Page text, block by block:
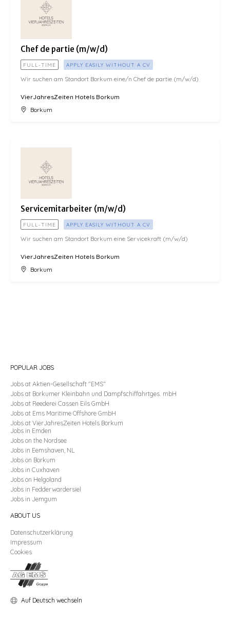
Chef de partie (m/w/d)
FULL-TIME APPLY EASILY WITHOUT A CV
Wir suchen am Standort Borkum eine/n Chef de partie (m/w/d)
VierJahresZeiten Hotels Borkum
Borkum
Servicemitarbeiter (m/w/d)
FULL-TIME APPLY EASILY WITHOUT A CV
Wir suchen am Standort Borkum eine Servicekraft (m/w/d)
VierJahresZeiten Hotels Borkum
Borkum
Auf Deutsch wechseln
POPULAR JOBS
Jobs at Aktien-Gesellschaft "EMS"
Jobs at Borkumer Kleinbahn und Dampfschiffahrtges. mbH
Jobs at Reederei Cassen Eils GmbH
Jobs at Ems Maritime Offshore GmbH
Jobs at VierJahresZeiten Hotels Borkum
Jobs in Emden
Jobs on the Nordsee
Jobs in Eemshaven, NL
Jobs on Borkum
Jobs in Cuxhaven
Jobs on Helgoland
Jobs in Fedderwardersiel
Jobs in Jemgum
ABOUT US
Datenschutzerklärung
Impressum
Cookies